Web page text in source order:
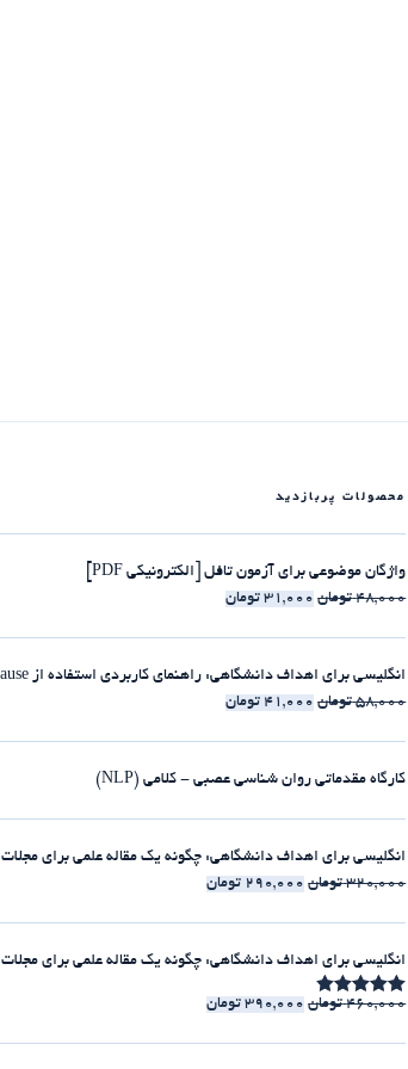
محصولات پربازدید
واژگان موضوعی برای آزمون تافل [الکترونیکی PDF]
48,000 تومان 31,000 تومان
انگلیسی برای اهداف دانشگاهی: راهنمای کاربردی استفاده از clause-ها [الکترونیکی PDF]
58,000 تومان 41,000 تومان
کارگاه مقدماتی روان شناسی عصبی - کلامی (NLP)
انگلیسی برای اهداف دانشگاهی: چگونه یک مقاله علمی برای مجلات ISI بنویسیم [الکترونیکی PDF]
320,000 تومان 290,000 تومان
انگلیسی برای اهداف دانشگاهی: چگونه یک مقاله علمی برای مجلات ISI بنویسیم [225:30 - ویدئو HD]
امتیاز4.86
460,000 تومان 390,000 تومان